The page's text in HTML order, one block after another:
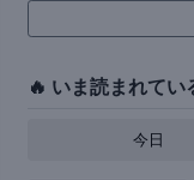
🔥 いま読まれてい
今日